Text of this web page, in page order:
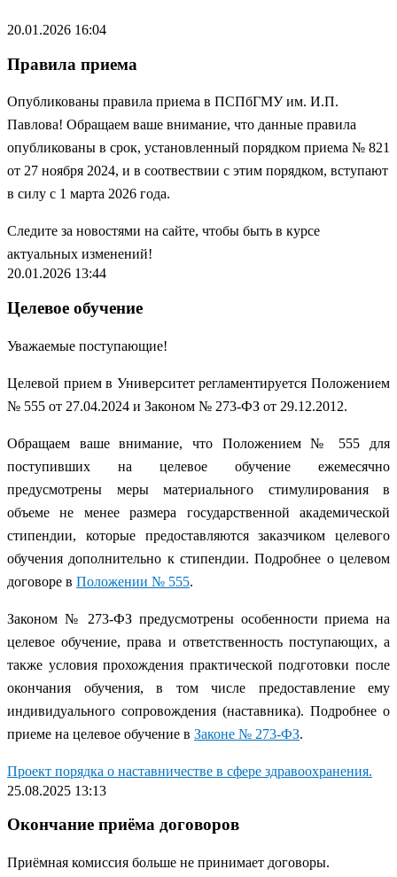
20.01.2026 16:04
Правила приема
Опубликованы правила приема в ПСПбГМУ им. И.П.
Павлова! Обращаем ваше внимание, что данные правила
опубликованы в срок, установленный порядком приема № 821
от 27 ноября 2024, и в соотвествии с этим порядком, вступают
в силу с 1 марта 2026 года.
Следите за новостями на сайте, чтобы быть в курсе
актуальных изменений!
20.01.2026 13:44
Целевое обучение
Уважаемые поступающие!
Целевой прием в Университет регламентируется Положением
№ 555 от 27.04.2024 и Законом № 273-ФЗ от 29.12.2012.
Обращаем ваше внимание, что Положением № 555 для
поступивших на целевое обучение ежемесячно
предусмотрены меры материального стимулирования в
объеме не менее размера государственной академической
стипендии, которые предоставляются заказчиком целевого
обучения дополнительно к стипендии. Подробнее о целевом
договоре в Положении № 555.
Законом № 273-ФЗ предусмотрены особенности приема на
целевое обучение, права и ответственность поступающих, а
также условия прохождения практической подготовки после
окончания обучения, в том числе предоставление ему
индивидуального сопровождения (наставника). Подробнее о
приеме на целевое обучение в Законе № 273-ФЗ.
Проект порядка о наставничестве в сфере здравоохранения.
25.08.2025 13:13
Окончание приёма договоров
Приёмная комиссия больше не принимает договоры.